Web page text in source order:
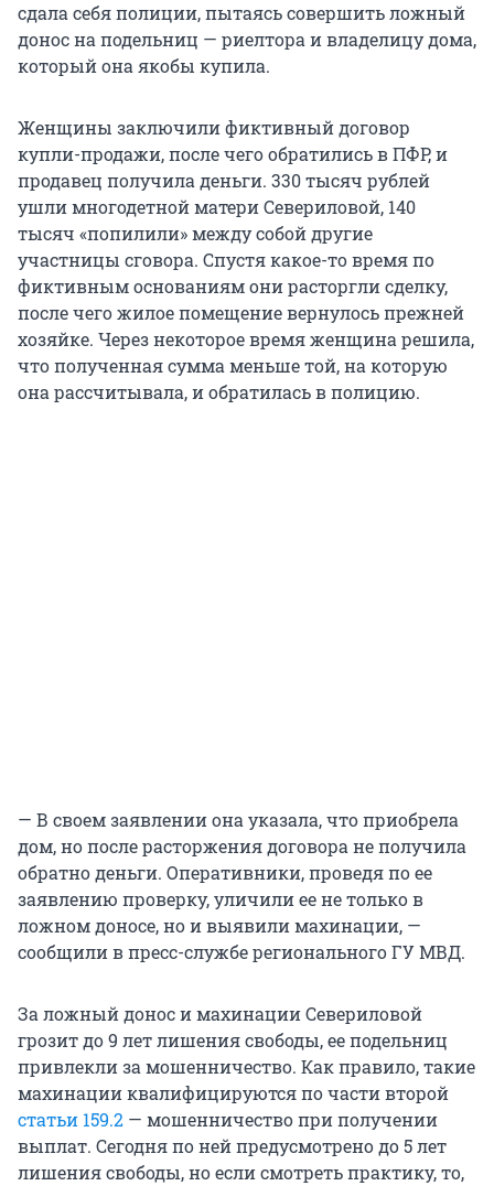
сдала себя полиции, пытаясь совершить ложный
донос на подельниц — риелтора и владелицу дома,
который она якобы купила.
Женщины заключили фиктивный договор
купли-продажи, после чего обратились в ПФР, и
продавец получила деньги. 330 тысяч рублей
ушли многодетной матери Севериловой, 140
тысяч «попилили» между собой другие
участницы сговора. Спустя какое-то время по
фиктивным основаниям они расторгли сделку,
после чего жилое помещение вернулось прежней
хозяйке. Через некоторое время женщина решила,
что полученная сумма меньше той, на которую
она рассчитывала, и обратилась в полицию.
— В своем заявлении она указала, что приобрела
дом, но после расторжения договора не получила
обратно деньги. Оперативники, проведя по ее
заявлению проверку, уличили ее не только в
ложном доносе, но и выявили махинации, —
сообщили в пресс-службе регионального ГУ МВД.
За ложный донос и махинации Севериловой
грозит до 9 лет лишения свободы, ее подельниц
привлекли за мошенничество. Как правило, такие
махинации квалифицируются по части второй
статьи 159.2 — мошенничество при получении
выплат. Сегодня по ней предусмотрено до 5 лет
лишения свободы, но если смотреть практику, то,